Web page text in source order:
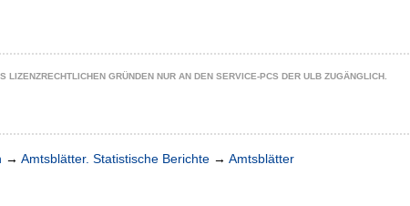
LIZENZRECHTLICHEN GRÜNDEN NUR AN DEN SERVICE-PCS DER ULB ZUGÄNGLICH.
→ Amtsblätter. Statistische Berichte → Amtsblätter